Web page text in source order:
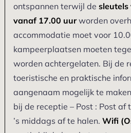
ontspannen terwijl de sleutels
vanaf 17.00 uurworden
accommodatie moet voor
kampeerplaatsen moeten
worden achtergelaten. Bij de
toeristische en praktische
aangenaam mogelijk te
bij de receptie – Post : Post af
’s middags af te halen. Wifi